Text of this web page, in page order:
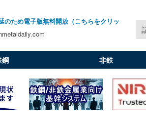
のため電子版無料開放（こちらをクリッ
鋼 非鉄